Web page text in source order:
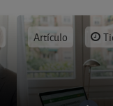
Artículo